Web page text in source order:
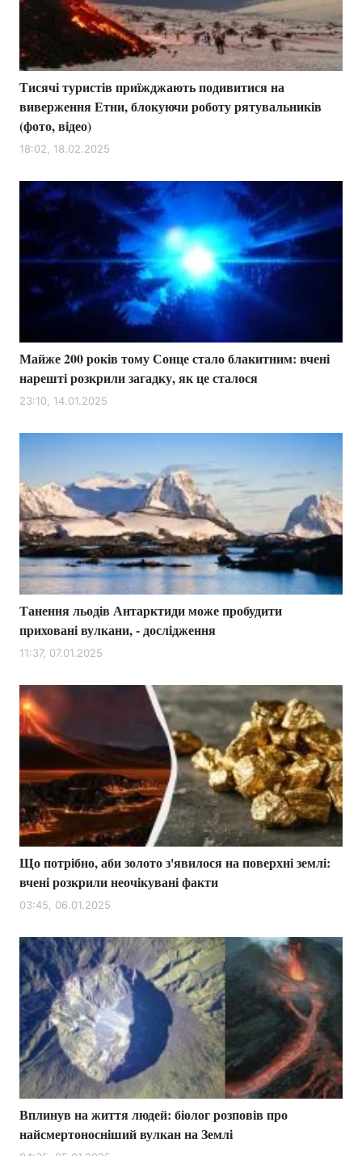
Тисячі туристів приїжджають подивитися на
виверження Етни, блокуючи роботу рятувальників
(фото, відео)
18:02, 18.02.2025
Майже 200 років тому Сонце стало блакитним: вчені
нарешті розкрили загадку, як це сталося
23:10, 14.01.2025
Танення льодів Антарктиди може пробудити
приховані вулкани, - дослідження
11:37, 07.01.2025
Що потрібно, аби золото з'явилося на поверхні землі:
вчені розкрили неочікувані факти
03:45, 06.01.2025
Вплинув на життя людей: біолог розповів про
найсмертоносніший вулкан на Землі